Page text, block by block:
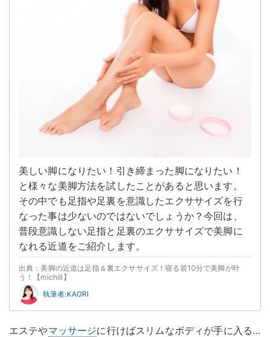
美しい脚になりたい！引き締まった脚になりたい！
と様々な美脚方法を試したことがあると思います。
その中でも足指や足裏を意識したエクササイズを行
なった事は少ないのではないでしょうか？今回は、
普段意識しない足指と足裏のエクササイズで美脚に
なれる近道をご紹介します。
出典：美脚の近道は足指＆裏エクササイズ！寝る前10分で美脚が叶
う！【michill】
執筆者:KAORI
エステやマッサージに行けばスリムなボディが手に入る…